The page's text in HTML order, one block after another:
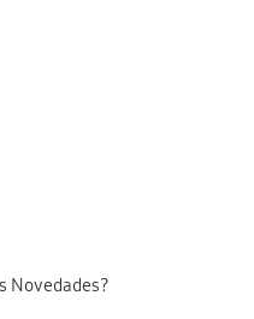
Novedades?